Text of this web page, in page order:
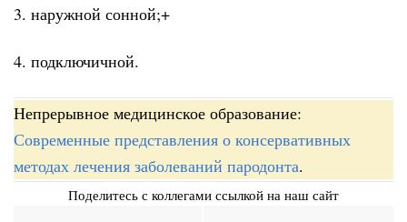
3. наружной сонной;+
4. подключичной.
Непрерывное медицинское образование:
Современные представления о консервативных
методах лечения заболеваний пародонта.
Поделитесь с коллегами ссылкой на наш сайт